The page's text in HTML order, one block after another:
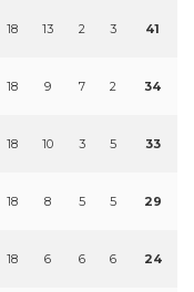
18 13 2 3 41
18 9 7 2 34
18 10 3 5 33
18 8 5 5 29
18 6 6 6 24